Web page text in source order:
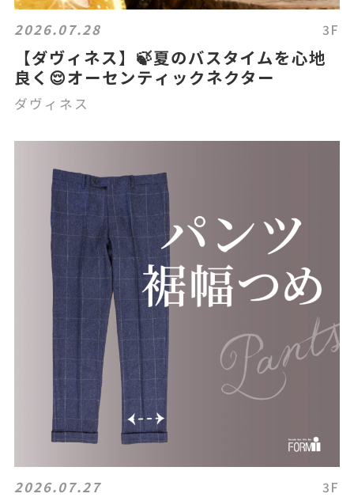
2026.07.28 3F
【ダヴィネス】🍃夏のバスタイムを心地
良く😌オーセンティックネクター
ダヴィネス
2026.07.27 3F